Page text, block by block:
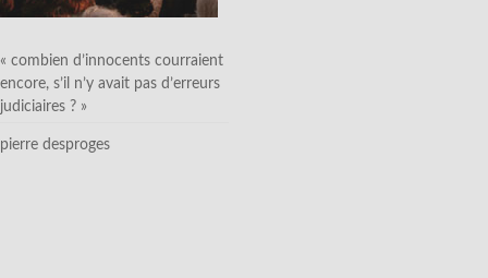
« combien d’innocents courraient
encore, s’il n’y avait pas d’erreurs
judiciaires ? »
pierre desproges